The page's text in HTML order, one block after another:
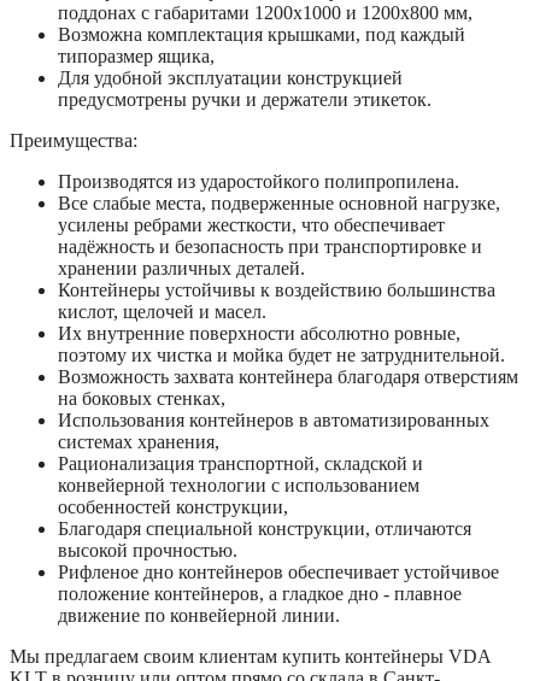
поддонах с габаритами 1200х1000 и 1200х800 мм,
Возможна комплектация крышками, под каждый
типоразмер ящика,
Для удобной эксплуатации конструкцией
предусмотрены ручки и держатели этикеток.
Преимущества:
Производятся из ударостойкого полипропилена.
Все слабые места, подверженные основной нагрузке,
усилены ребрами жесткости, что обеспечивает
надёжность и безопасность при транспортировке и
хранении различных деталей.
Контейнеры устойчивы к воздействию большинства
кислот, щелочей и масел.
Их внутренние поверхности абсолютно ровные,
поэтому их чистка и мойка будет не затруднительной.
Возможность захвата контейнера благодаря отверстиям
на боковых стенках,
Использования контейнеров в автоматизированных
системах хранения,
Рационализация транспортной, складской и
конвейерной технологии с использованием
особенностей конструкции,
Благодаря специальной конструкции, отличаются
высокой прочностью.
Рифленое дно контейнеров обеспечивает устойчивое
положение контейнеров, а гладкое дно - плавное
движение по конвейерной линии.
Мы предлагаем своим клиентам купить контейнеры VDA